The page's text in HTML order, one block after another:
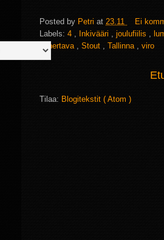
Posted by Petri at 23.11
Ei
Labels: 4 Inkivääri joulufiilis
punertava
Stout Tallinna viro
Tilaa: Blogitekstit ( Atom )